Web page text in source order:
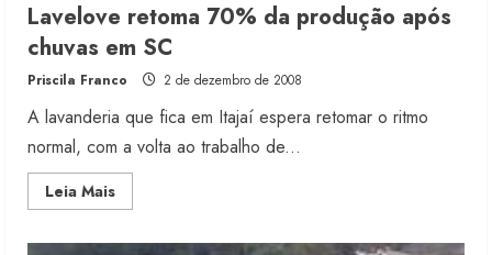
Lavelove retoma 70% da produção após
chuvas em SC
Priscila Franco 2 de dezembro de 2008
A lavanderia que fica em Itajaí espera retomar o ritmo
normal, com a volta ao trabalho de...
Leia MaisRead
more